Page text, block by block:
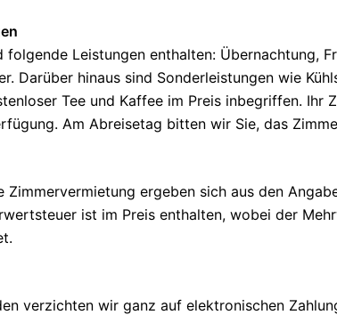
folgende Leistungen enthalten: Übernachtung,
Darüber hinaus sind Sonderleistungen wie
Tee und Kaffee im Preis inbegriffen. Ihr
Am Abreisetag bitten wir Sie, das
Zimmervermietung ergeben sich aus den
ist im Preis enthalten, wobei der
verzichten wir ganz auf elektronischen